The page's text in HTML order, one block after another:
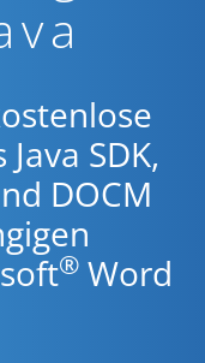
SDK,
DOCM
® Word